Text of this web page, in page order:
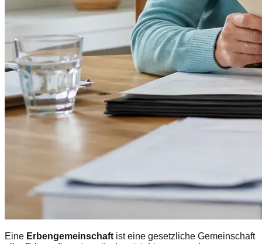
Eine Erbengemeinschaft ist eine gesetzliche Gemeinschaft